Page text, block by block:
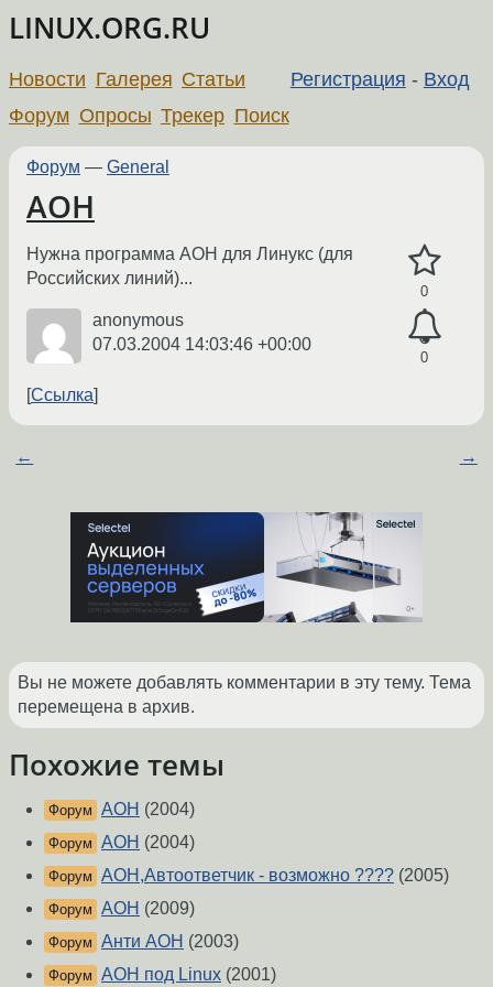
LINUX.ORG.RU
Регистрация - Вход
Новости Галерея Статьи
Форум Опросы Трекер Поиск
Форум — General
АОН
0
0
Нужна программа АОН для Линукс (для
Российских линий)...
anonymous
07.03.2004 14:03:46 +00:00
Ссылка
← →
Вы не можете добавлять комментарии в эту тему. Тема
перемещена в архив.
Похожие темы
Форум АОН (2004)
Форум АОН (2004)
Форум АОН,Автоответчик - возможно ???? (2005)
Форум АОН (2009)
Форум Анти АОН (2003)
Форум АОН под Linux (2001)